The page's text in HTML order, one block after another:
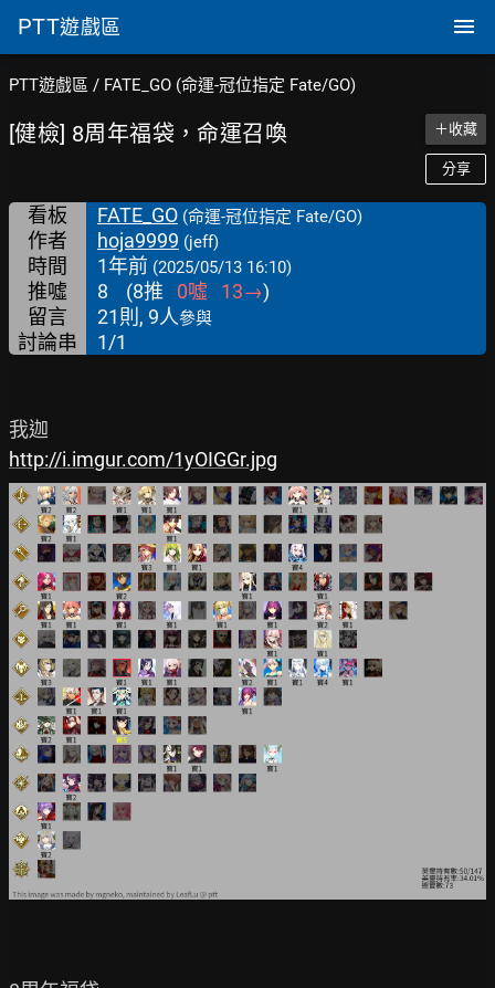
PTT遊戲區
PTT遊戲區 / FATE_GO (命運-冠位指定 Fate/GO)
[健檢] 8周年福袋，命運召喚 ＋收藏
分享
看板 FATE_GO (命運-冠位指定 Fate/GO)
作者 hoja9999 (jeff)
時間 1年前 (2025/05/13 16:10)
推噓 8 (8推 0噓 13→)
留言
21則, 9人參與
討論串 1/1
http://i.imgur.com/1yOIGGr.jpg